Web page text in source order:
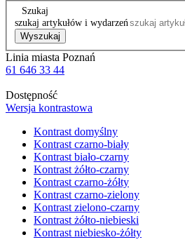
Szukaj
szukaj artykułów i wydarzeń
Wyszukaj
Linia miasta Poznań
61 646 33 44
Dostępność
Wersja kontrastowa
Kontrast domyślny
Kontrast czarno-biały
Kontrast biało-czarny
Kontrast żółto-czarny
Kontrast czarno-żółty
Kontrast czarno-zielony
Kontrast zielono-czarny
Kontrast żółto-niebieski
Kontrast niebiesko-żółty